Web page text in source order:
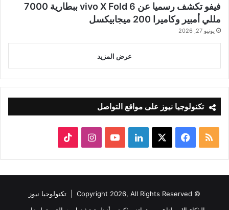
فيفو تكشف رسميا عن vivo X Fold 6 ببطارية 7000
مللي أمبير وكاميرا 200 ميجابيكسل
يونيو 27, 2026
عرض المزيد
تكنولوجيا نيوز على مواقع التواصل
ملخص
الموقع
RSS
فيسبوك لينكدإن‫YouTubeانستقرام
© Copyright 2026, All Rights Reserved |
تكنولوجيا نيوز